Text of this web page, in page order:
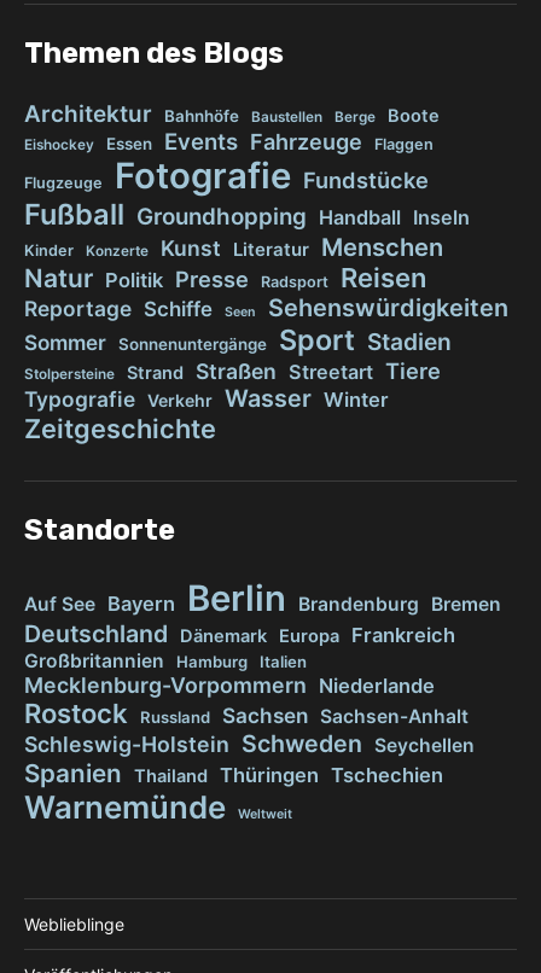
Themen des Blogs
Architektur Bahnhöfe Baustellen Berge Boote
Eishockey Essen Events Fahrzeuge Flaggen
Flugzeuge Fotografie Fundstücke
Fußball Groundhopping Handball Inseln
Kinder Konzerte Kunst Literatur Menschen
Natur Politik Presse Radsport Reisen
Reportage Schiffe Seen Sehenswürdigkeiten
Sommer Sonnenuntergänge Sport Stadien
Stolpersteine Strand Straßen Streetart Tiere
Typografie Verkehr Wasser Winter
Zeitgeschichte
Standorte
Auf See Bayern Berlin Brandenburg Bremen
Deutschland Dänemark Europa Frankreich
Großbritannien Hamburg Italien
Mecklenburg-Vorpommern Niederlande
Rostock Russland Sachsen Sachsen-Anhalt
Schleswig-Holstein Schweden Seychellen
Spanien Thailand Thüringen Tschechien
Warnemünde Weltweit
Weblieblinge